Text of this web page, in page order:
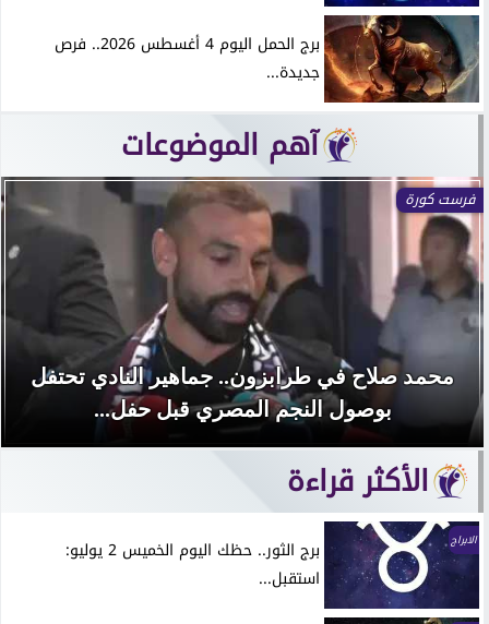
برج الحمل اليوم 4 أغسطس 2026.. فرص
جديدة...
آهم الموضوعات
فرست كورة
محمد صلاح في طرابزون.. جماهير النادي تحتفل
بوصول النجم المصري قبل حفل...
الأكثر قراءة
الابراج
برج الثور.. حظك اليوم الخميس 2 يوليو:
استقبل...